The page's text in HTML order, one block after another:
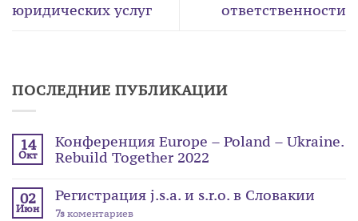
юридических услуг
ответственности
ПОСЛЕДНИЕ ПУБЛИКАЦИИ
14
Окт
Конференция Europe – Poland – Ukraine.
Rebuild Together 2022
02
Июн
Регистрация j.s.a. и s.r.o. в Словакии
7s коментариев